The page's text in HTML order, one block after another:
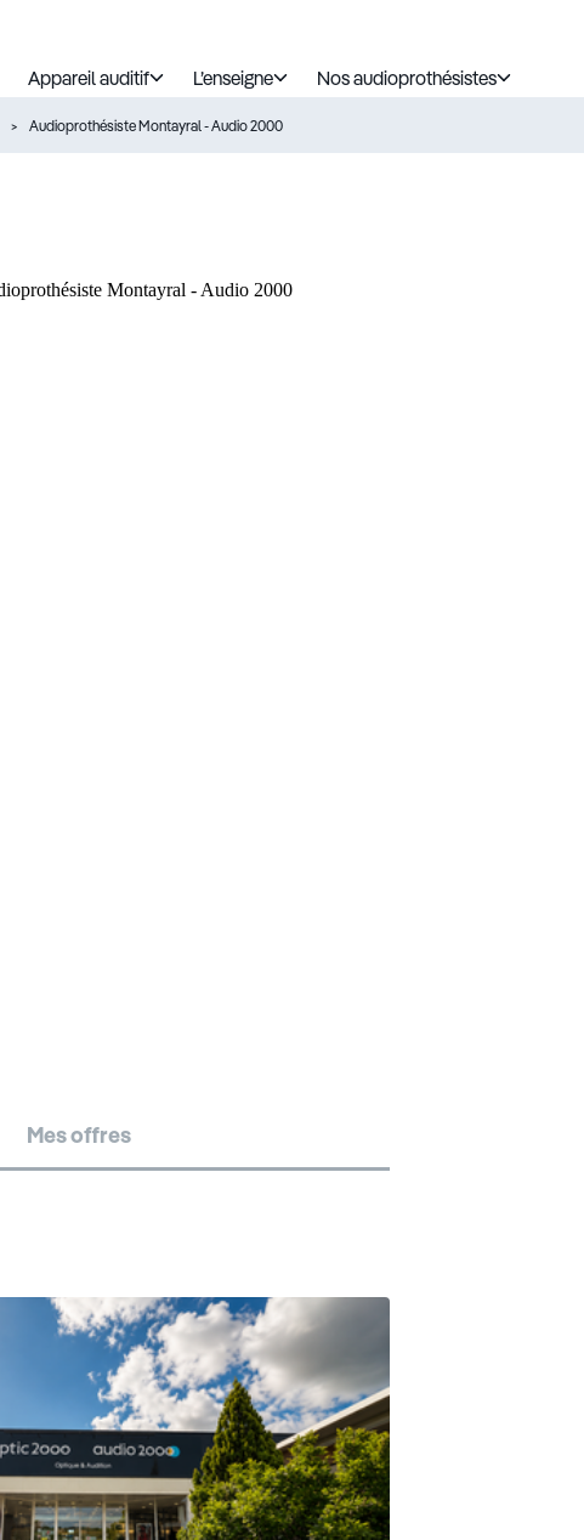
Appareil auditif L’enseigne Nos audioprothésistes
Audioprothésiste Montayral - Audio 2000
Mes offres